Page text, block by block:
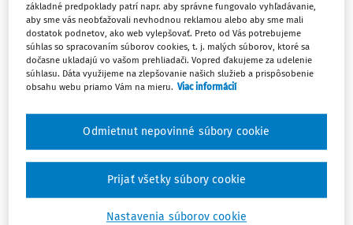
Počet vyhľadaných dokumentov:1
Zoradiť podľa:
Najnovšie
Najstaršie
EUROJUST
EUROJUST EUROJUST (The European Union‘s Judicial
Cooperation Unit) je orgán Európskej únie s právnou
Európskej únie, s výnimkou platov a príjmov národných
základné predpoklady patrí napr. aby správne fungovalo vyhľadávanie,
aby sme vás neobťažovali nevhodnou reklamou alebo aby sme mali
dostatok podnetov, ako web vylepšovať. Preto od Vás potrebujeme
súhlas so spracovaním súborov cookies, t. j. malých súborov, ktoré sa
dočasne ukladajú vo vašom prehliadači. Vopred ďakujeme za udelenie
súhlasu. Dáta využijeme na zlepšovanie našich služieb a prispôsobenie
obsahu webu priamo Vám na mieru. Viac informácií
Nastavenia súborov cookie
Odmietnut nepovinné súbory cookie
Prijať všetky súbory cookie